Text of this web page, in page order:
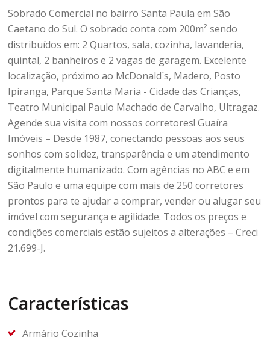
Sobrado Comercial no bairro Santa Paula em São
Caetano do Sul. O sobrado conta com 200m² sendo
distribuídos em: 2 Quartos, sala, cozinha, lavanderia,
quintal, 2 banheiros e 2 vagas de garagem. Excelente
localização, próximo ao McDonald´s, Madero, Posto
Ipiranga, Parque Santa Maria - Cidade das Crianças,
Teatro Municipal Paulo Machado de Carvalho, Ultragaz.
Agende sua visita com nossos corretores! Guaíra
Imóveis – Desde 1987, conectando pessoas aos seus
sonhos com solidez, transparência e um atendimento
digitalmente humanizado. Com agências no ABC e em
São Paulo e uma equipe com mais de 250 corretores
prontos para te ajudar a comprar, vender ou alugar seu
imóvel com segurança e agilidade. Todos os preços e
condições comerciais estão sujeitos a alterações – Creci
21.699-J.
Características
Armário Cozinha